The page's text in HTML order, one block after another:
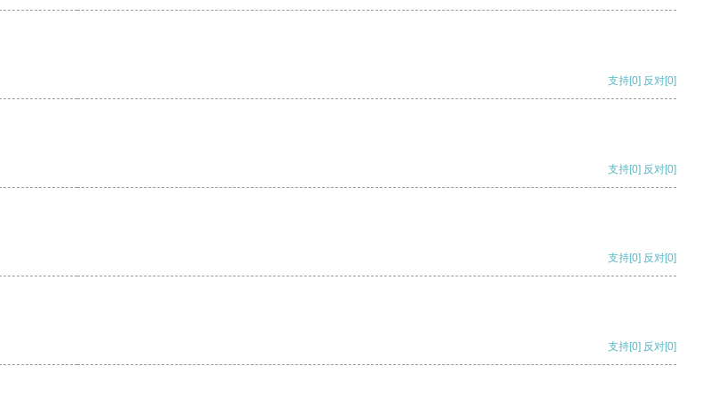
支持[0] 反对[0]
支持[0] 反对[0]
支持[0] 反对[0]
支持[0] 反对[0]